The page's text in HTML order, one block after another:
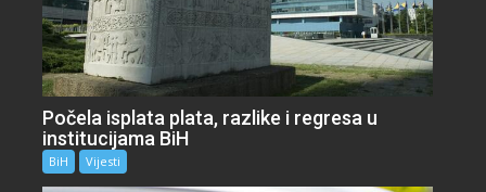
Počela isplata plata, razlike i regresa u
institucijama BiH
BiH Vijesti